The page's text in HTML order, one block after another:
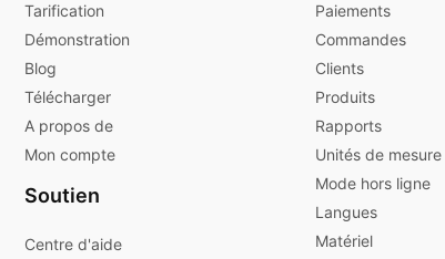
Tarification
Démonstration
Blog
Télécharger
A propos de
Mon compte
Soutien
Centre d'aide
Paiements
Commandes
Clients
Produits
Rapports
Unités de mesure
Mode hors ligne
Langues
Matériel